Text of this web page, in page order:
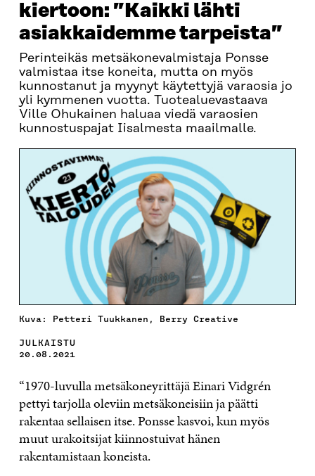
kiertoon: ”Kaikki lähti
asiakkaidemme tarpeista”
Perinteikäs metsäkonevalmistaja Ponsse
valmistaa itse koneita, mutta on myös
kunnostanut ja myynyt käytettyjä varaosia jo
yli kymmenen vuotta. Tuotealuevastaava
Ville Ohukainen haluaa viedä varaosien
kunnostuspajat Iisalmesta maailmalle.
Kuva: Petteri Tuukkanen, Berry Creative
JULKAISTU
20.08.2021
“1970-luvulla metsäkoneyrittäjä Einari Vidgrén
pettyi tarjolla oleviin metsäkoneisiin ja päätti
rakentaa sellaisen itse. Ponsse kasvoi, kun myös
muut urakoitsijat kiinnostuivat hänen
rakentamistaan koneista.